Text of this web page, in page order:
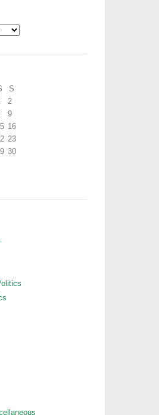
S
2
9
16
23
30